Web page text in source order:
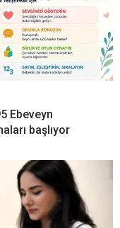
Ebeveyn
başlıyor